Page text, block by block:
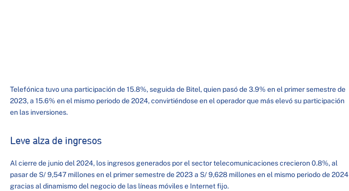
Telefónica tuvo una participación de 15.8%, seguida de Bitel, quien pasó de 3.9% en el primer semestre de
2023, a 15.6% en el mismo periodo de 2024, convirtiéndose en el operador que más elevó su participación
en las inversiones.
Leve alza de ingresos
Al cierre de junio del 2024, los ingresos generados por el sector telecomunicaciones crecieron 0.8%, al
pasar de S/ 9,547 millones en el primer semestre de 2023 a S/ 9,628 millones en el mismo periodo de 2024
gracias al dinamismo del negocio de las líneas móviles e Internet fijo.